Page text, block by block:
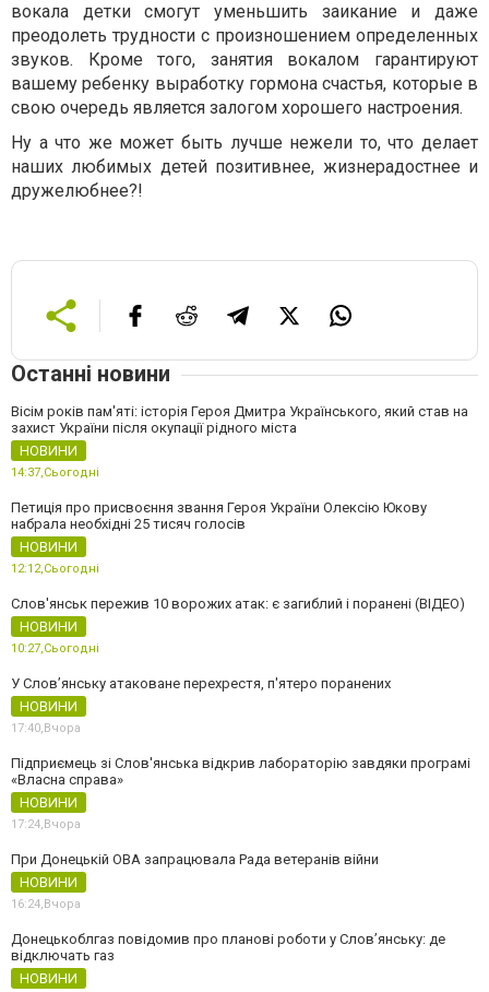
вокала детки смогут уменьшить заикание и даже
преодолеть трудности с произношением определенных
звуков. Кроме того, занятия вокалом гарантируют
вашему ребенку выработку гормона счастья, которые в
свою очередь является залогом хорошего настроения.
Ну а что же может быть лучше нежели то, что делает
наших любимых детей позитивнее, жизнерадостнее и
дружелюбнее?!
Останні новини
Вісім років пам'яті: історія Героя Дмитра Українського, який став на
захист України після окупації рідного міста
НОВИНИ
14:37,Сьогодні
Петиція про присвоєння звання Героя України Олексію Юкову
набрала необхідні 25 тисяч голосів
НОВИНИ
12:12,Сьогодні
Слов'янськ пережив 10 ворожих атак: є загиблий і поранені (ВІДЕО)
НОВИНИ
10:27,Сьогодні
У Слов’янську атаковане перехрестя, п'ятеро поранених
НОВИНИ
17:40,Вчора
Підприємець зі Слов'янська відкрив лабораторію завдяки програмі
«Власна справа»
НОВИНИ
17:24,Вчора
При Донецькій ОВА запрацювала Рада ветеранів війни
НОВИНИ
16:24,Вчора
Донецькоблгаз повідомив про планові роботи у Слов’янську: де
відключать газ
НОВИНИ